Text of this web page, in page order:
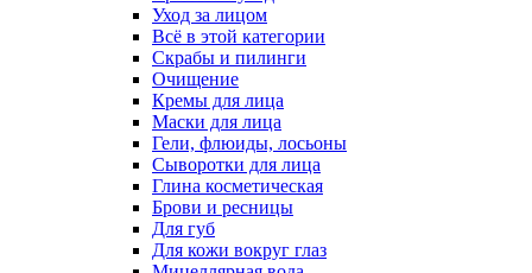
Уход за лицом
Всё в этой категории
Скрабы и пилинги
Очищение
Кремы для лица
Маски для лица
Гели, флюиды, лосьоны
Сыворотки для лица
Глина косметическая
Брови и ресницы
Для губ
Для кожи вокруг глаз